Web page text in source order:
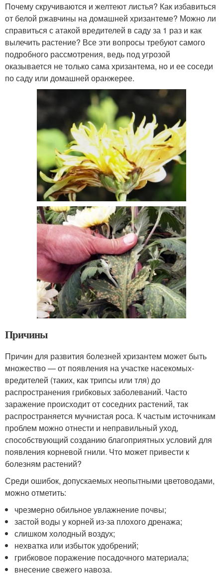
Почему скручиваются и желтеют листья? Как избавиться
от белой ржавчины на домашней хризантеме? Можно ли
справиться с атакой вредителей в саду за 1 раз и как
вылечить растение? Все эти вопросы требуют самого
подробного рассмотрения, ведь под угрозой
оказывается не только сама хризантема, но и ее соседи
по саду или домашней оранжерее.
Причины
Причин для развития болезней хризантем может быть
множество — от появления на участке насекомых-
вредителей (таких, как трипсы или тля) до
распространения грибковых заболеваний. Часто
заражение происходит от соседних растений, так
распространяется мучнистая роса. К частым источникам
проблем можно отнести и неправильный уход,
способствующий созданию благоприятных условий для
появления корневой гнили. Что может привести к
болезням растений?
Среди ошибок, допускаемых неопытными цветоводами,
можно отметить:
чрезмерно обильное увлажнение почвы;
застой воды у корней из-за плохого дренажа;
слишком холодный воздух;
нехватка или избыток удобрений;
грибковое поражение посадочного материала;
внесение свежего навоза.